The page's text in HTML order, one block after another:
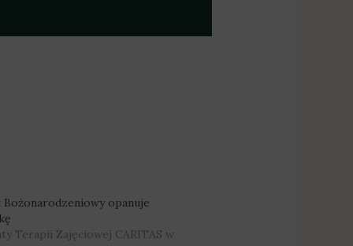
Bożonarodzeniowy opanuje
Terapii Zajęciowej CARITAS w